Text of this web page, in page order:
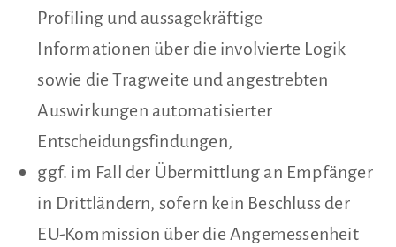
Profiling und aussagekräftige
Informationen über die involvierte Logik
sowie die Tragweite und angestrebten
Auswirkungen automatisierter
Entscheidungsfindungen,
ggf. im Fall der Übermittlung an Empfänger
in Drittländern, sofern kein Beschluss der
EU-Kommission über die Angemessenheit